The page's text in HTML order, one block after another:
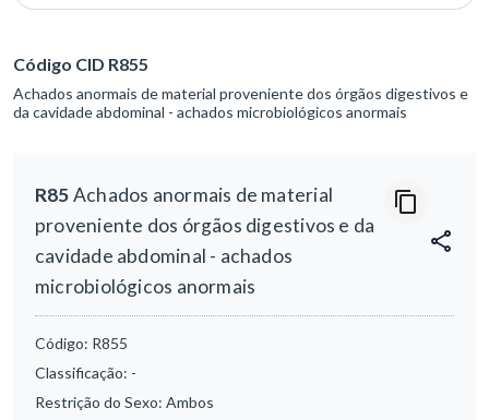
Código CID R855
Achados anormais de material proveniente dos órgãos digestivos e
da cavidade abdominal - achados microbiológicos anormais
R85Achados anormais de material
proveniente dos órgãos digestivos e da
cavidade abdominal - achados
microbiológicos anormais
Código: R855
Classificação: -
Restrição do Sexo: Ambos